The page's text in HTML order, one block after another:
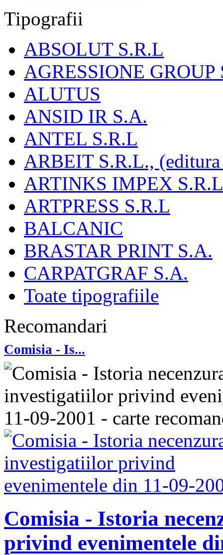
Tipografii
ABSOLUT S.R.L
AGRESSIONE GROUP
ALUTUS
ANSID IR S.A.
ANTEL S.R.L
ARBEIT S.R.L.,
ARTINKS IMPEX
ARTPRESS S.R.L
BALCANIC
BRASTAR PRINT S.A.
CARPATGRAF S.A.
Toate tipografiile
Recomandari
Comisia - Is...
Comisia - Istoria
privind evenimentele